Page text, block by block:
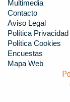
Multimedia
Contacto
Aviso Legal
Política Privacidad
Política Cookies
Encuestas
Mapa Web